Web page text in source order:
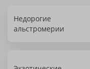
Недорогие
альстромерии